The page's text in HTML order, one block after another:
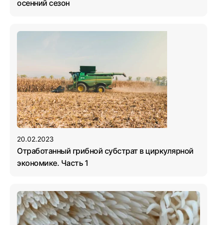
осенний сезон
20.02.2023
Отработанный грибной субстрат в циркулярной
экономике. Часть 1